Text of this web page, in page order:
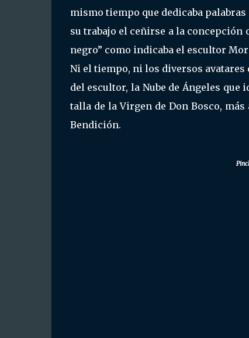
mismo tiempo que dedicaba
su trabajo el ceñirse a la
negro” como indicaba el escultor
Ni el tiempo, ni los diversos avatares
del escultor, la Nube de Ángeles
talla de la Virgen de Don Bosco, más
Bendición.